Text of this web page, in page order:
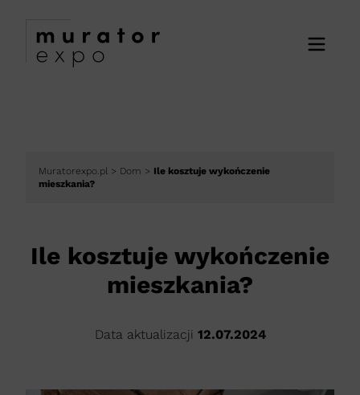
Muratorexpo.pl > Dom > Ile kosztuje wykończenie
mieszkania?
Ile kosztuje wykończenie
mieszkania?
Data aktualizacji 12.07.2024